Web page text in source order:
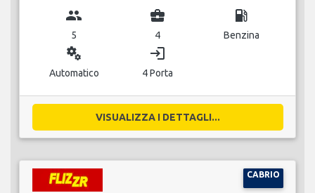
group
5
business_center
4
local_gas_station
Benzina
miscellaneous_services
Automatico
login
4 Porta
VISUALIZZA I DETTAGLI...
CABRIO